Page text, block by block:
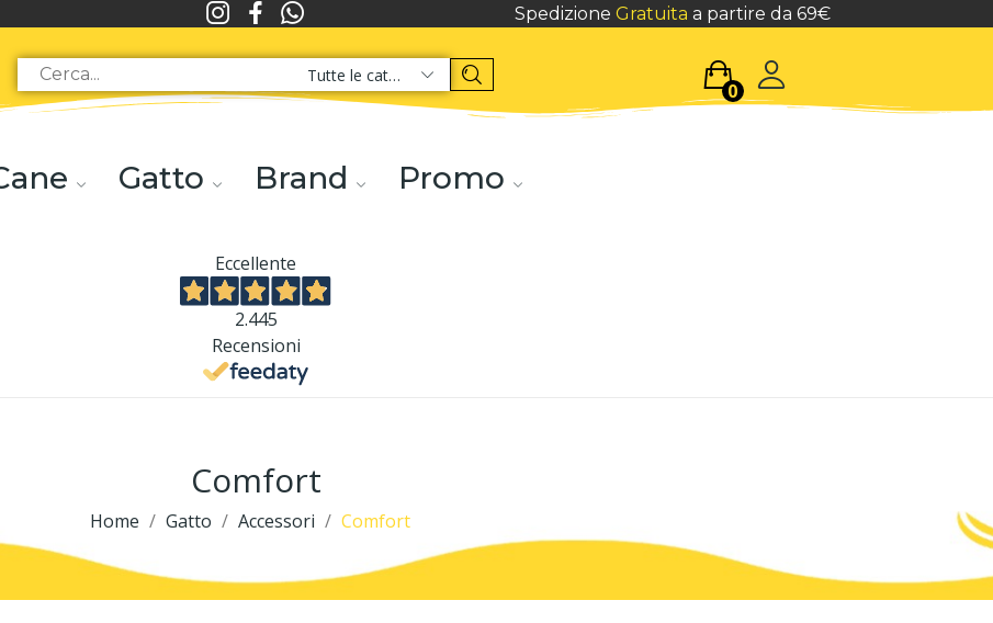
Spedizione Gratuita a partire da 69€
Tutte le categorie
0
Gatto Brand Promo
Eccellente
2.445
Recensioni
Comfort
Home Gatto Accessori Comfort